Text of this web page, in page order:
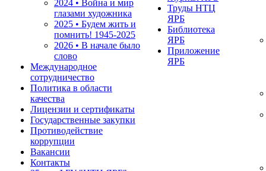
2024 • Война и мир
глазами художника
2025 • Будем жить и
помнить! 1945-2025
2026 • В начале было
слово
Международное
сотрудничество
Политика в области
качества
Лицензии и сертификаты
Государственные закупки
Противодействие
коррупции
Вакансии
Контакты
Труды НТЦ
ЯРБ
Библиотека
ЯРБ
Приложение
ЯРБ